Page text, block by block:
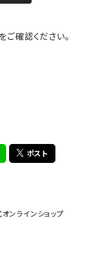
確認ください。
ポスト
ラインショップ